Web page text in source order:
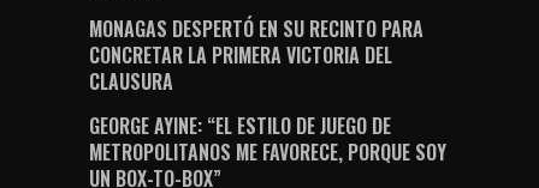
MONAGAS DESPERTÓ EN SU RECINTO PARA
CONCRETAR LA PRIMERA VICTORIA DEL
CLAUSURA
GEORGE AYINE: “EL ESTILO DE JUEGO DE
METROPOLITANOS ME FAVORECE, PORQUE SOY
UN BOX-TO-BOX”